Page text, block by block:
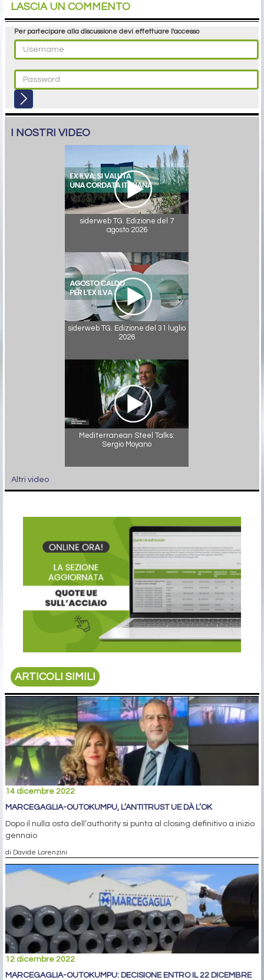
LASCIA UN COMMENTO
Per partecipare alla discussione devi effettuare l'accesso
I NOSTRI VIDEO
siderweb TG. Edizione del 7
agosto 2026
siderweb TG. Edizione del 31 luglio
2026
Mediterranean Steel Talks:
Sergio Moyano
Altri video
ARTICOLI SIMILI
14 dicembre 2022
MARCEGAGLIA-OUTOKUMPU, L’ANTITRUST UE DÀ L’OK
Dopo il nulla osta dell’authority si punta al closing definitivo a inizio
gennaio
di Davide Lorenzini
12 dicembre 2022
MARCEGAGLIA-OUTOKUMPU: DECISIONE ENTRO IL 22 DICEMBRE